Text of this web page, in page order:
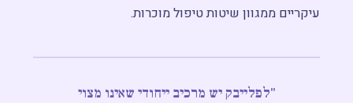
עיקריים ממגוון שיטות טיפול מוכרות.
"לפלייבק יש מרכיב ייחודי שאינו מצוי